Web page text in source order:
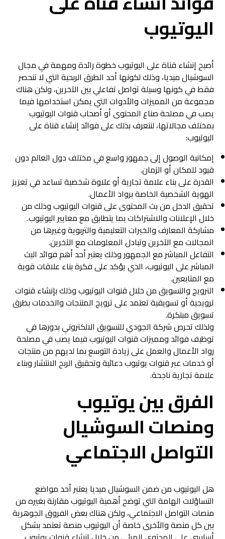
اليوتيوب
أصبح إنشاء قناة على اليوتيوب خطوة رائدة ومهمة في مجال
السوشيال ميديا، وذلك لكونها أحد الطرق الربحية التي لا تنحصر
فقط في كونها وسيلة تواصل تفاعلي بين الآخرين، ولكن هناك
مجموعة من المميزات والأدوات التي يمكن استخدامها فيما
يصب في مصلحة صناع المحتوى أو أصحاب قنوات اليوتيوب
بمختلف مجالاتها، لنتعرف بذلك على فوائد إنشاء قناة على
اليوتيوب:
إمكانية الوصول إلى جمهور واسع في مختلف دول العالم دون
قيود للمكان أو الزمان.
القدرة على بناء علامة تجارية أو علاوة شخصية تساعد في تعزيز
الهوية الشخصية الخاصة برواد الأعمال.
تحقيق الدخل من بث المحتوى على قنوات اليوتيوب وذلك من
خلال الإعلانات والاشتراكات بما يتطابق مع معايير اليوتيوب.
مشاركة المعارف والخبرات التعليمية والتربوية وغيرها من
المجالات مع الآخرين وتبادل المعلومات مع الآخرين.
التفاعل المباشر مع الجمهور وذلك يعتبر أحد أهم فوائد البث
المباشر على اليوتيوب، الذي يؤكد على فكرة بناء علاقات قوية
مع المتابعين.
الترويج والتسويق من خلال قنوات اليوتيوب وذلك بإنشاء قنوات
ترويجية أو تسويقية تعتمد على ترويج المنتجات والخدمات بطرق
تسويق مبتكرة.
ولذلك تحرص شركة الجودي للتسويق الالكتروني بدورها في
توظيف فوائد ومميزات قنوات اليوتيوب فيما يصب في مصلحة
رواد الأعمال والعمل على زيادة التوسع بما لديهم من منتجات
أو خدمات عبر قنوات يوتيوب دعائية وتحقيق الربح الانتشار وبناء
علامة تجارية ناجحة.
الفرق بين يوتيوب
ومنصات السوشيال
التواصل الاجتماعي
هل اليوتيوب من ضمن السوشيال ميديا يعتبر أحد مواضع
التساؤلات الهامة التي توضح أهمية اليوتيوب مقارنة بغيره من
منصات التواصل الاجتماعي، ولكن هناك بعض الفروق الجوهرية
بين كل منصة والأخرى خاصة أن اليوتيوب منصة تعتمد بشكل